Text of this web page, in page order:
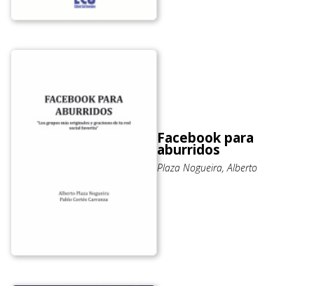
Facebook para
aburridos
Plaza Nogueira, Alberto